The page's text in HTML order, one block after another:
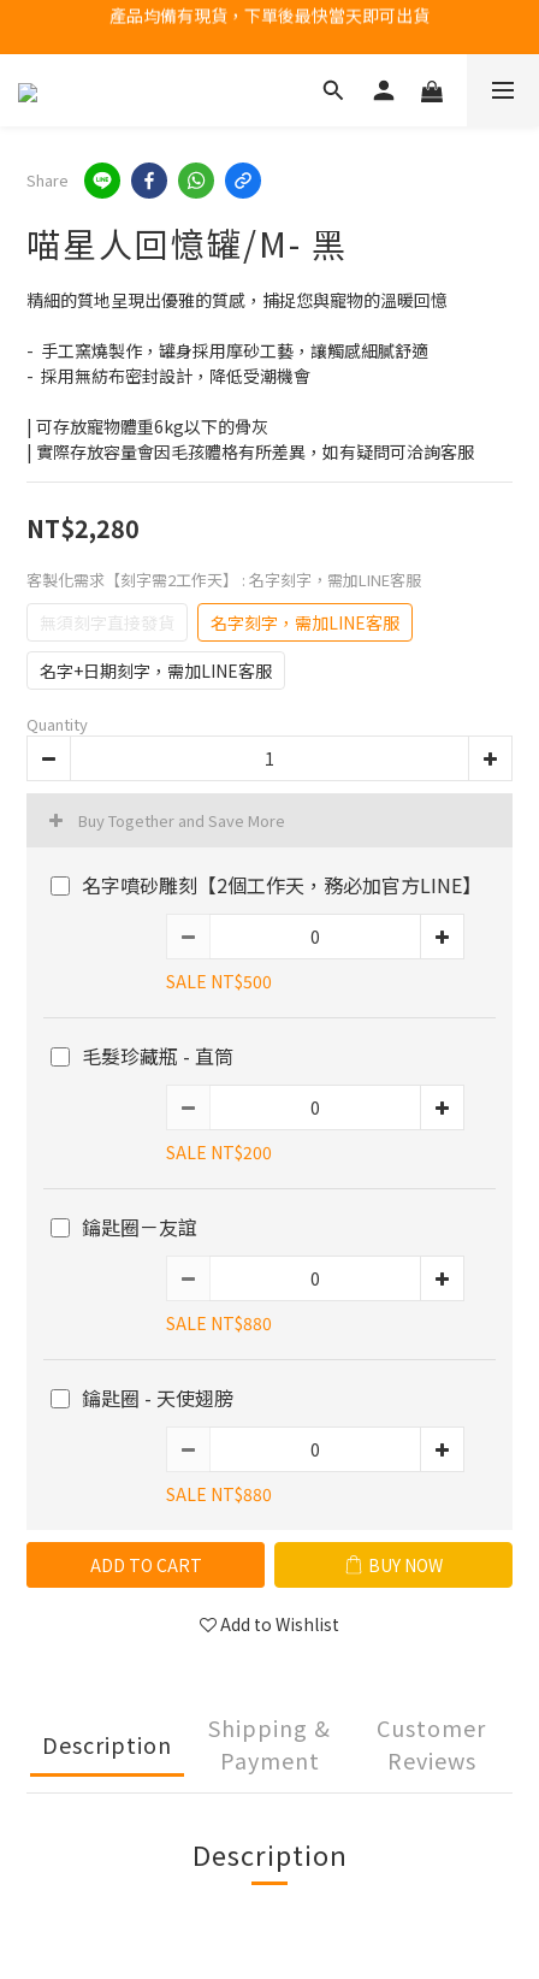
台北民權門市，現貨展示中
台北民權門市，現貨展示中
如需盡快到貨，請選「宅配配送」
台北民權門市，現貨展示中
Share
喵星人回憶罐/M- 黑
精細的質地呈現出優雅的質感，捕捉您與寵物的溫暖回憶
-  手工窯燒製作，罐身採用摩砂工藝，讓觸感細膩舒適
-  採用無紡布密封設計，降低受潮機會
| 可存放寵物體重6kg以下的骨灰
| 實際存放容量會因毛孩體格有所差異，如有疑問可洽詢客服
NT$2,280
客製化需求【刻字需2工作天】 : 名字刻字，需加LINE客服
無須刻字直接發貨
名字刻字，需加LINE客服
名字+日期刻字，需加LINE客服
Quantity
Buy Together and Save More
名字噴砂雕刻【2個工作天，務必加官方LINE】
SALE NT$500
毛髮珍藏瓶 - 直筒
SALE NT$200
鑰匙圈－友誼
SALE NT$880
鑰匙圈 - 天使翅膀
SALE NT$880
ADD TO CART BUY NOW
Add to Wishlist
Description
Shipping &
Payment
Customer
Reviews
Description